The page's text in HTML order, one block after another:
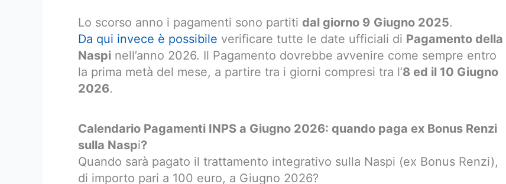
Lo scorso anno i pagamenti sono partiti dal giorno 9 Giugno 2025.
Da qui invece è possibile verificare tutte le date ufficiali di Pagamento della
Naspi nell’anno 2026. Il Pagamento dovrebbe avvenire come sempre entro
la prima metà del mese, a partire tra i giorni compresi tra l’8 ed il 10 Giugno
2026.
Calendario Pagamenti INPS a Giugno 2026: quando paga ex Bonus Renzi
sulla Naspi?
Quando sarà pagato il trattamento integrativo sulla Naspi (ex Bonus Renzi),
di importo pari a 100 euro, a Giugno 2026?